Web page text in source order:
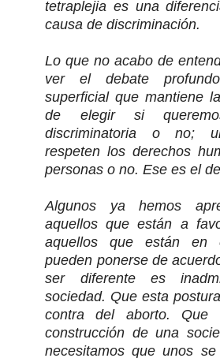
tetraplejia es una
causa de discriminación.
Lo que no acabo de
ver el debate
superficial que mantiene
de elegir si
discriminatoria o no;
respeten los derechos
personas o no. Ese es el
Algunos ya hemos
aquellos que están a
aquellos que están en
pueden ponerse de
ser diferente es
sociedad. Que esta
contra del aborto.
construcción de una
necesitamos que unos